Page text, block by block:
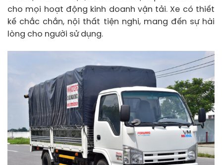
cho mọi hoạt động kinh doanh vận tải. Xe có thiết
kế chắc chắn, nội thất tiện nghi, mang đến sự hài
lòng cho người sử dụng.